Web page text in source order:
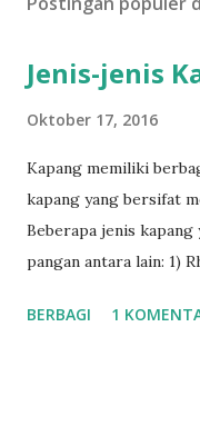
Jenis-jenis
Oktober 17, 2016
Kapang memiliki
kapang yang bersifat
Beberapa jenis
pangan antara lain: 1)
kerusakan pada roti.
BERBAGI 1